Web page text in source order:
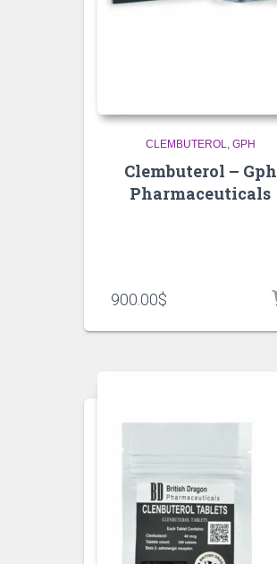
CLEMBUTEROL GPH
Clembuterol – Gph
Pharmaceuticals
900.00$